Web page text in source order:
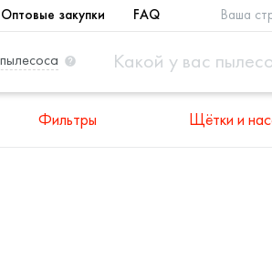
Оптовые закупки FAQ Ваша
Фильтры Щётки и